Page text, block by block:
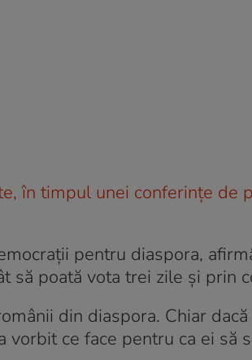
în timpul unei conferințe de
pentru diaspora,
să poată vota trei zile și prin
din diaspora. Chiar
ce face pentru ca ei să